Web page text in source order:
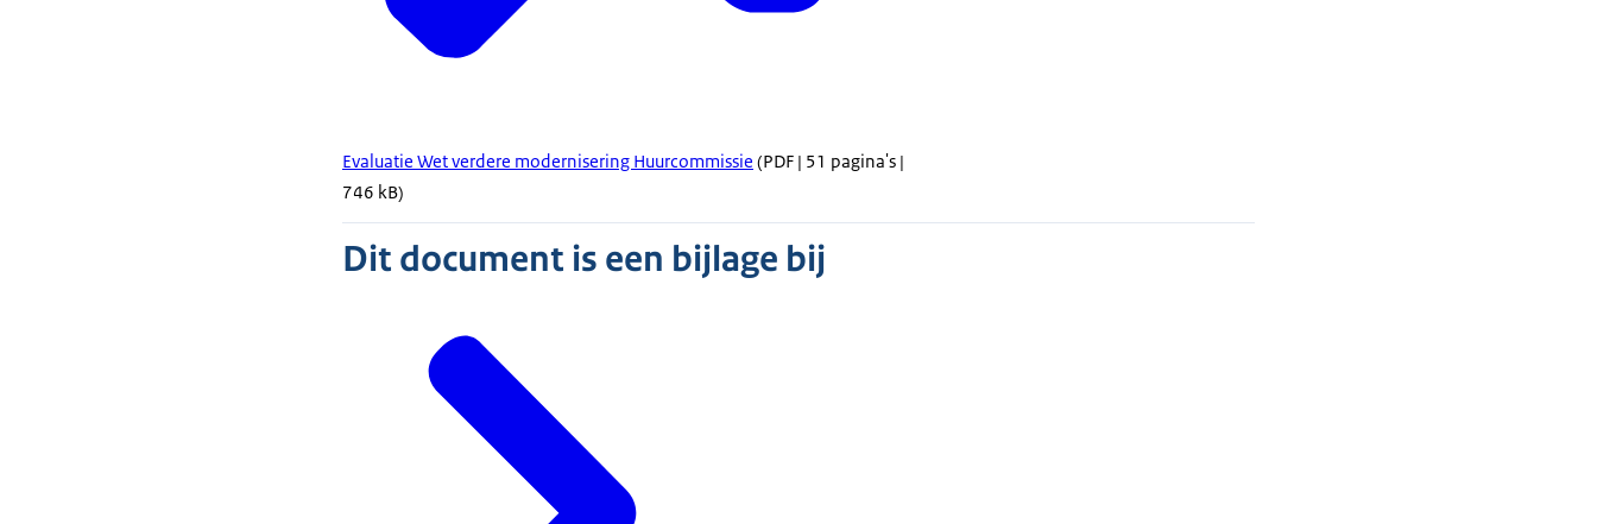
Evaluatie Wet verdere modernisering Huurcommissie (PDF | 51 pagina's |
746 kB)
Dit document is een bijlage bij